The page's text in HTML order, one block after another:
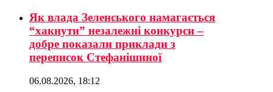
Як влада Зеленського намагається
“хакнути” незалежні конкурси –
добре показали приклади з
переписок Стефанішиної
06.08.2026, 18:12